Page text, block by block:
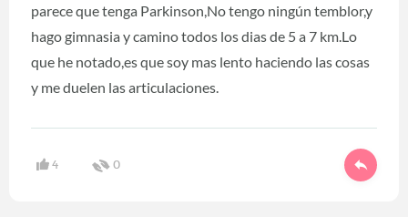
parece que tenga Parkinson,No tengo ningún temblor,y
hago gimnasia y camino todos los dias de 5 a 7 km.Lo
que he notado,es que soy mas lento haciendo las cosas
y me duelen las articulaciones.
4 0